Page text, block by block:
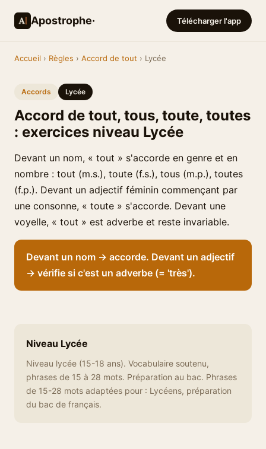
Apostrophe· Télécharger l'app
Accueil › Règles › Accord de tout › Lycée
Accords Lycée
Accord de tout, tous, toute, toutes
: exercices niveau Lycée
Devant un nom, « tout » s'accorde en genre et en
nombre : tout (m.s.), toute (f.s.), tous (m.p.), toutes
(f.p.). Devant un adjectif féminin commençant par
une consonne, « toute » s'accorde. Devant une
voyelle, « tout » est adverbe et reste invariable.
Devant un nom → accorde. Devant un adjectif
→ vérifie si c'est un adverbe (= 'très').
Niveau Lycée
Niveau lycée (15-18 ans). Vocabulaire soutenu,
phrases de 15 à 28 mots. Préparation au bac. Phrases
de 15-28 mots adaptées pour : Lycéens, préparation
du bac de français.